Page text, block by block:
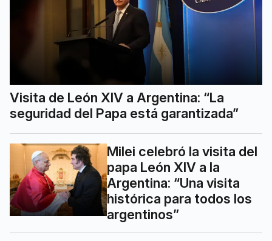
Visita de León XIV a Argentina: “La
seguridad del Papa está garantizada”
Milei celebró la visita del
papa León XIV a la
Argentina: “Una visita
histórica para todos los
argentinos”